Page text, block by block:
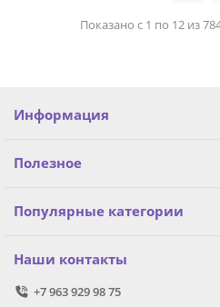
Показано с 1 по 12 из
Информация
Полезное
Популярные категории
Наши контакты
+7 963 929 98 75